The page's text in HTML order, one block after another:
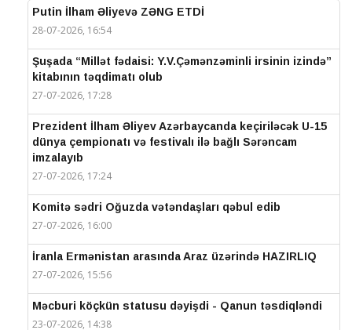
Putin İlham Əliyevə ZƏNG ETDİ
28-07-2026, 16:54
Şuşada “Millət fədaisi: Y.V.Çəmənzəminli irsinin izində”
kitabının təqdimatı olub
27-07-2026, 17:28
Prezident İlham Əliyev Azərbaycanda keçiriləcək U-15
dünya çempionatı və festivalı ilə bağlı Sərəncam
imzalayıb
27-07-2026, 17:24
Komitə sədri Oğuzda vətəndaşları qəbul edib
27-07-2026, 16:00
İranla Ermənistan arasında Araz üzərində HAZIRLIQ
27-07-2026, 15:56
Məcburi köçkün statusu dəyişdi - Qanun təsdiqləndi
23-07-2026, 14:38